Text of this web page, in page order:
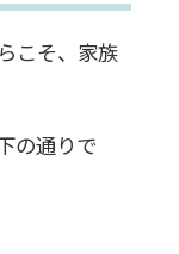
こそ、家族
の通りで